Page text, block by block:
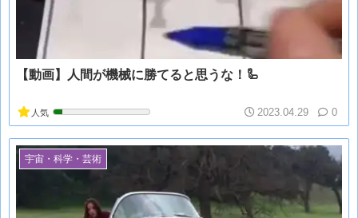
【動画】人間が機械に勝てると思うな！🦾
人気 2023.04.29 0
宇宙・科学・芸術